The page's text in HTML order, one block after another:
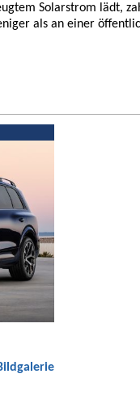
Solarstrom lädt,
als an einer